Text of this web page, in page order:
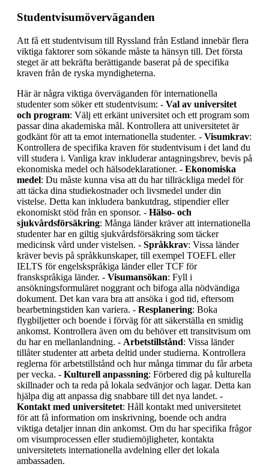
Studentvisumöverväganden
Att få ett studentvisum till Ryssland från Estland innebär flera
viktiga faktorer som sökande måste ta hänsyn till. Det första
steget är att bekräfta berättigande baserat på de specifika
kraven från de ryska myndigheterna.
Här är några viktiga överväganden för internationella
studenter som söker ett studentvisum: - Val av universitet
och program: Välj ett erkänt universitet och ett program som
passar dina akademiska mål. Kontrollera att universitetet är
godkänt för att ta emot internationella studenter. - Visumkrav:
Kontrollera de specifika kraven för studentvisum i det land du
vill studera i. Vanliga krav inkluderar antagningsbrev, bevis på
ekonomiska medel och hälsodeklarationer. - Ekonomiska
medel: Du måste kunna visa att du har tillräckliga medel för
att täcka dina studiekostnader och livsmedel under din
vistelse. Detta kan inkludera bankutdrag, stipendier eller
ekonomiskt stöd från en sponsor. - Hälso- och
sjukvårdsförsäkring: Många länder kräver att internationella
studenter har en giltig sjukvårdsförsäkring som täcker
medicinsk vård under vistelsen. - Språkkrav: Vissa länder
kräver bevis på språkkunskaper, till exempel TOEFL eller
IELTS för engelskspråkiga länder eller TCF för
franskspråkiga länder. - Visumansökan: Fyll i
ansökningsformuläret noggrant och bifoga alla nödvändiga
dokument. Det kan vara bra att ansöka i god tid, eftersom
bearbetningstiden kan variera. - Resplanering: Boka
flygbiljetter och boende i förväg för att säkerställa en smidig
ankomst. Kontrollera även om du behöver ett transitvisum om
du har en mellanlandning. - Arbetstillstånd: Vissa länder
tillåter studenter att arbeta deltid under studierna. Kontrollera
reglerna för arbetstillstånd och hur många timmar du får arbeta
per vecka. - Kulturell anpassning: Förbered dig på kulturella
skillnader och ta reda på lokala sedvänjor och lagar. Detta kan
hjälpa dig att anpassa dig snabbare till det nya landet. -
Kontakt med universitetet: Håll kontakt med universitetet
för att få information om inskrivning, boende och andra
viktiga detaljer innan din ankomst. Om du har specifika frågor
om visumprocessen eller studiemöjligheter, kontakta
universitetets internationella avdelning eller det lokala
ambassaden.